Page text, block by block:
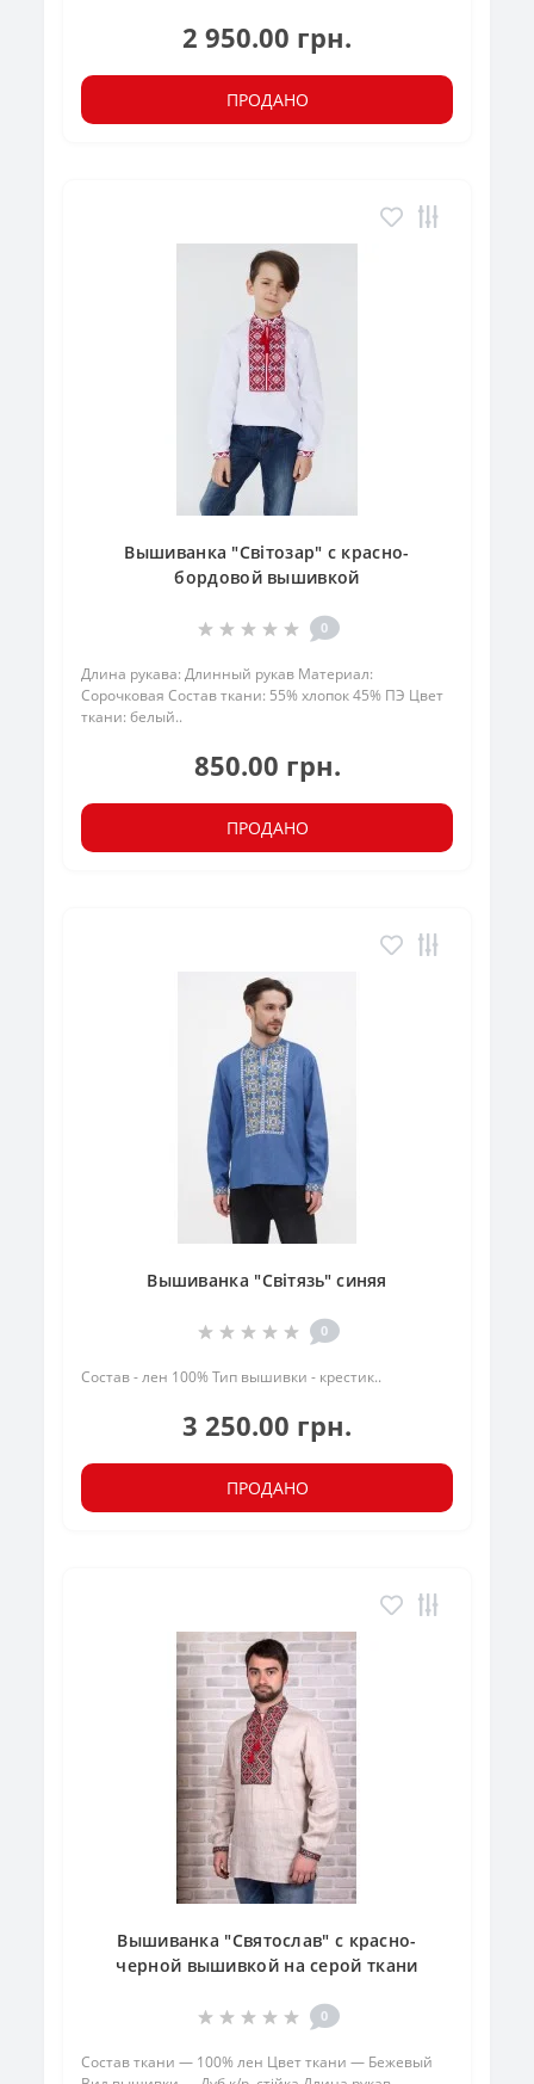
2 950.00 грн.
ПРОДАНО
Вышиванка "Світозар" с красно-
бордовой вышивкой
0
Длина рукава: Длинный рукав Материал:
Сорочковая Состав ткани: 55% хлопок 45% ПЭ Цвет
ткани: белый..
850.00 грн.
ПРОДАНО
Вышиванка "Світязь" синяя
0
Состав - лен 100% Тип вышивки - крестик..
3 250.00 грн.
ПРОДАНО
Вышиванка "Святослав" с красно-
черной вышивкой на серой ткани
0
Состав ткани — 100% лен Цвет ткани — Бежевый